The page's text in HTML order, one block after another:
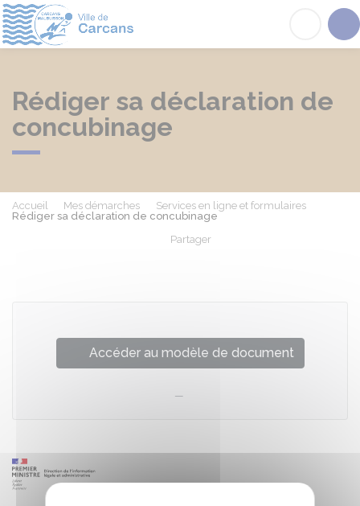
Rédiger sa déclaration de
concubinage
Accueil Mes démarches
Services en ligne et formulaires
Rédiger sa déclaration de concubinage
Partager
Accéder au modèle de document